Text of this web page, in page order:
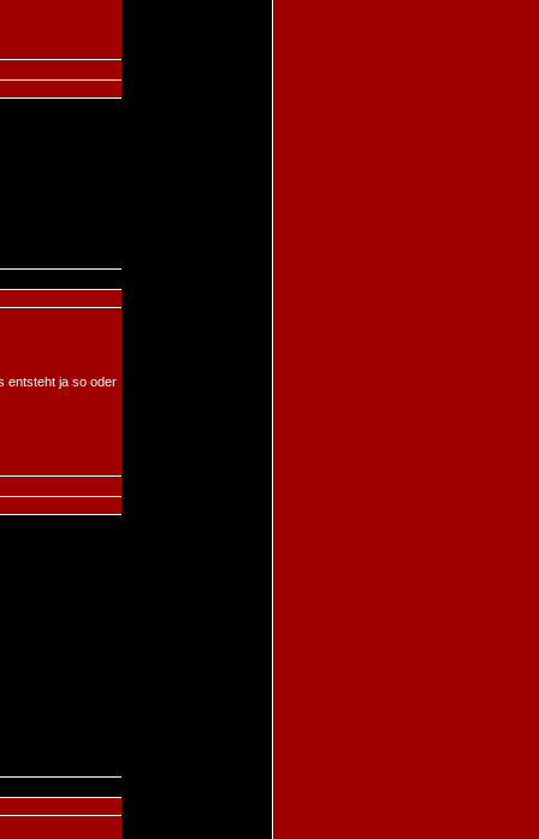
entsteht ja so oder